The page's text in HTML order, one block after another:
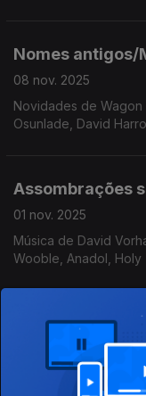
Nomes antigos/
08 nov. 2025
Novidades de Wagon
Osunlade, David
Assombrações
01 nov. 2025
Música de David
Wooble, Anadol, Holy
Entre a placidez
25 out. 2025
Música de
C3D-E & Hashman